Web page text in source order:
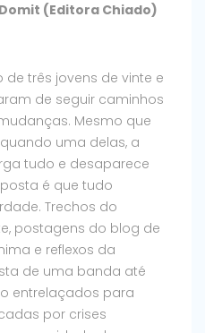
(Editora Chiado)
três jovens de vinte e
de seguir caminhos
Mesmo que
uma delas, a
tudo e desaparece
é que tudo
Trechos do
postagens do blog de
e reflexos da
de uma banda até
entrelaçados para
por crises